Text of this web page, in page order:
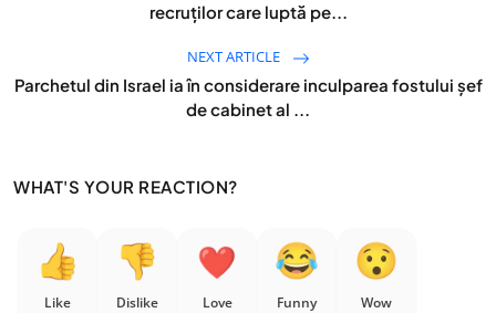
recruţilor care luptă pe...
NEXT ARTICLE
Parchetul din Israel ia în considerare inculparea fostului şef
de cabinet al ...
WHAT'S YOUR REACTION?
Like Dislike Love Funny Wow